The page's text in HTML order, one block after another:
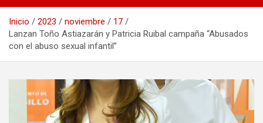
Inicio 2023 noviembre
17
Lanzan Toño Astiazarán y Patricia Ruibal campaña “Abusados
con el abuso sexual infantil”